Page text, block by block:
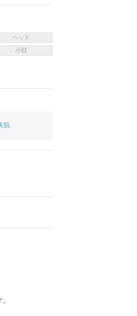
ヘッド
小顔
肌